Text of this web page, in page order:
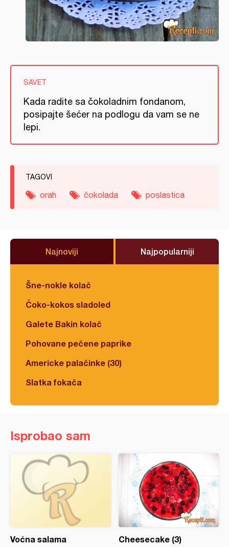
SAVET
Kada radite sa čokoladnim fondanom,
posipajte šećer na podlogu da vam se ne
lepi.
TAGOVI
orah čokolada poslastica
Najnoviji Najpopularniji
Šne-nokle kolač
Čoko-kokos sladoled
Galete Bakin kolač
Pohovane pečene paprike
Americke palačinke (30)
Slatka fokača
Isprobao sam
Voćna salama Cheesecake (3)